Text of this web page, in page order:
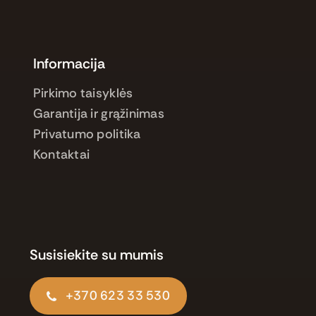
Informacija
Pirkimo taisyklės
Garantija ir grąžinimas
Privatumo politika
Kontaktai
Susisiekite su mumis
+370 623 33 530